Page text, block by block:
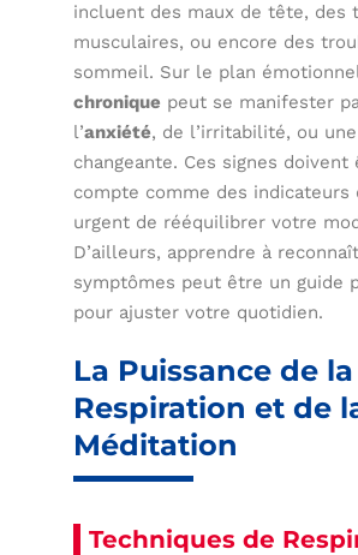
incluent des maux de tête, des
musculaires, ou encore des
sommeil. Sur le plan
chronique peut se manifester
l’anxiété, de l’irritabilité, ou
changeante. Ces signes doivent
compte comme des indicateurs
urgent de rééquilibrer votre
D’ailleurs, apprendre à
symptômes peut être un guide
pour ajuster votre quotidien.
La Puissance de la
Respiration et de
Méditation
Techniques de